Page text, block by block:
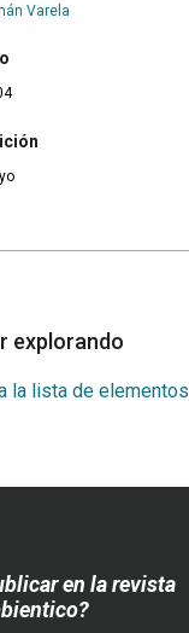
Varela
explorando
la lista de elementos
en la revista